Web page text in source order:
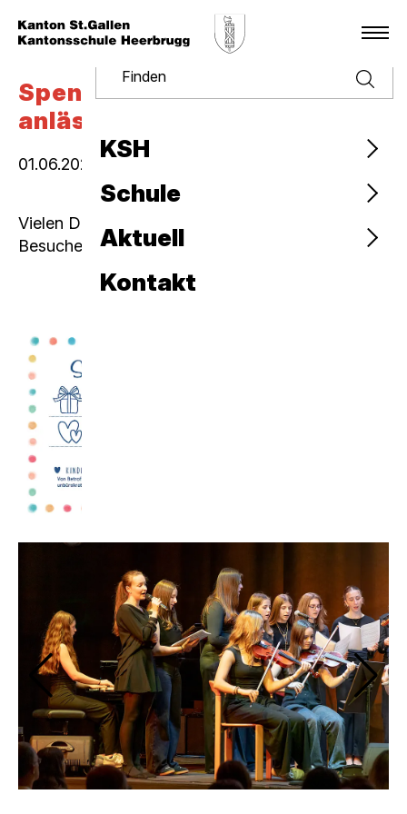
Spendensammlung
anlässlich des Kantikonzerts
01.06.2026
Vielen Dank für die grosszügige Spende aller
Besucher des vergangenen Kantikonzerts.
KSH
Schule
Aktuell
Kontakt